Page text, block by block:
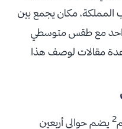
المملكة، مكان يجمع بين
واحد مع طقس متوسطي
عدة مقالات لوصف هذا
2 يضم حوالي أربعين